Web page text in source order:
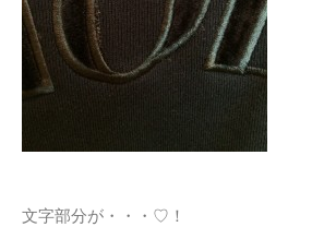
文字部分が・・・♡！